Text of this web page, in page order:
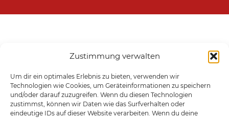
Zustimmung verwalten
Um dir ein optimales Erlebnis zu bieten, verwenden wir
Technologien wie Cookies, um Geräteinformationen zu speichern
und/oder darauf zuzugreifen. Wenn du diesen Technologien
zustimmst, können wir Daten wie das Surfverhalten oder
eindeutige IDs auf dieser Website verarbeiten. Wenn du deine